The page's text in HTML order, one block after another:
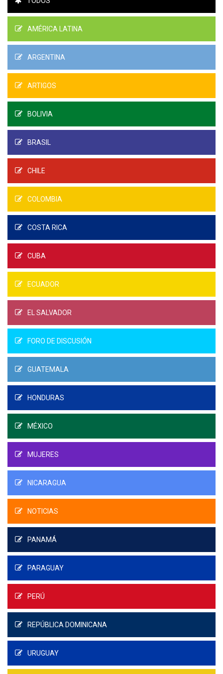
AMÉRICA LATINA
ARGENTINA
ARTIGOS
BOLIVIA
BRASIL
CHILE
COLOMBIA
COSTA RICA
CUBA
ECUADOR
EL SALVADOR
FORO DE DISCUSIÓN
GUATEMALA
HONDURAS
MÉXICO
MUJERES
NICARAGUA
NOTICIAS
PANAMÁ
PARAGUAY
PERÚ
REPÚBLICA DOMINICANA
URUGUAY